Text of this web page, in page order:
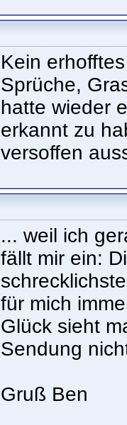
Kein
Sprüche,
hatte wieder
erkannt zu
versoffen
... weil ich
fällt mir ein:
für mich
Glück sieht
Sendung
Gruß Ben